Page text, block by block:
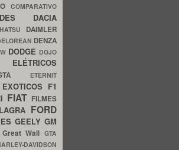
COMPARATIVO
DACIA
DAIMLER
DENZA
DODGE DOJO
ELÉTRICOS
ETERNIT
EXOTICOS F1
FIAT FILMES
FORD
GEELYGM
Great WallGTA
DAVIDSON